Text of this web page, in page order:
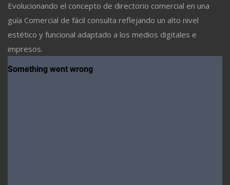
Evolucionando el concepto de directorio comercial en una
guía Comercial de fácil consulta reflejando un alto nivel
estético y funcional adaptado a los medios digitales e
impresos.